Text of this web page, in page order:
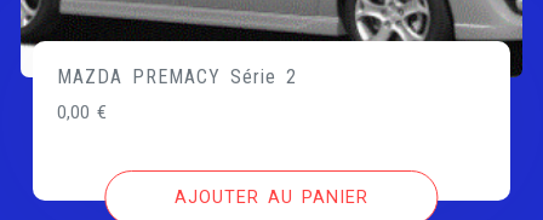
MAZDA PREMACY Série 2
0,00€
AJOUTER AU PANIER